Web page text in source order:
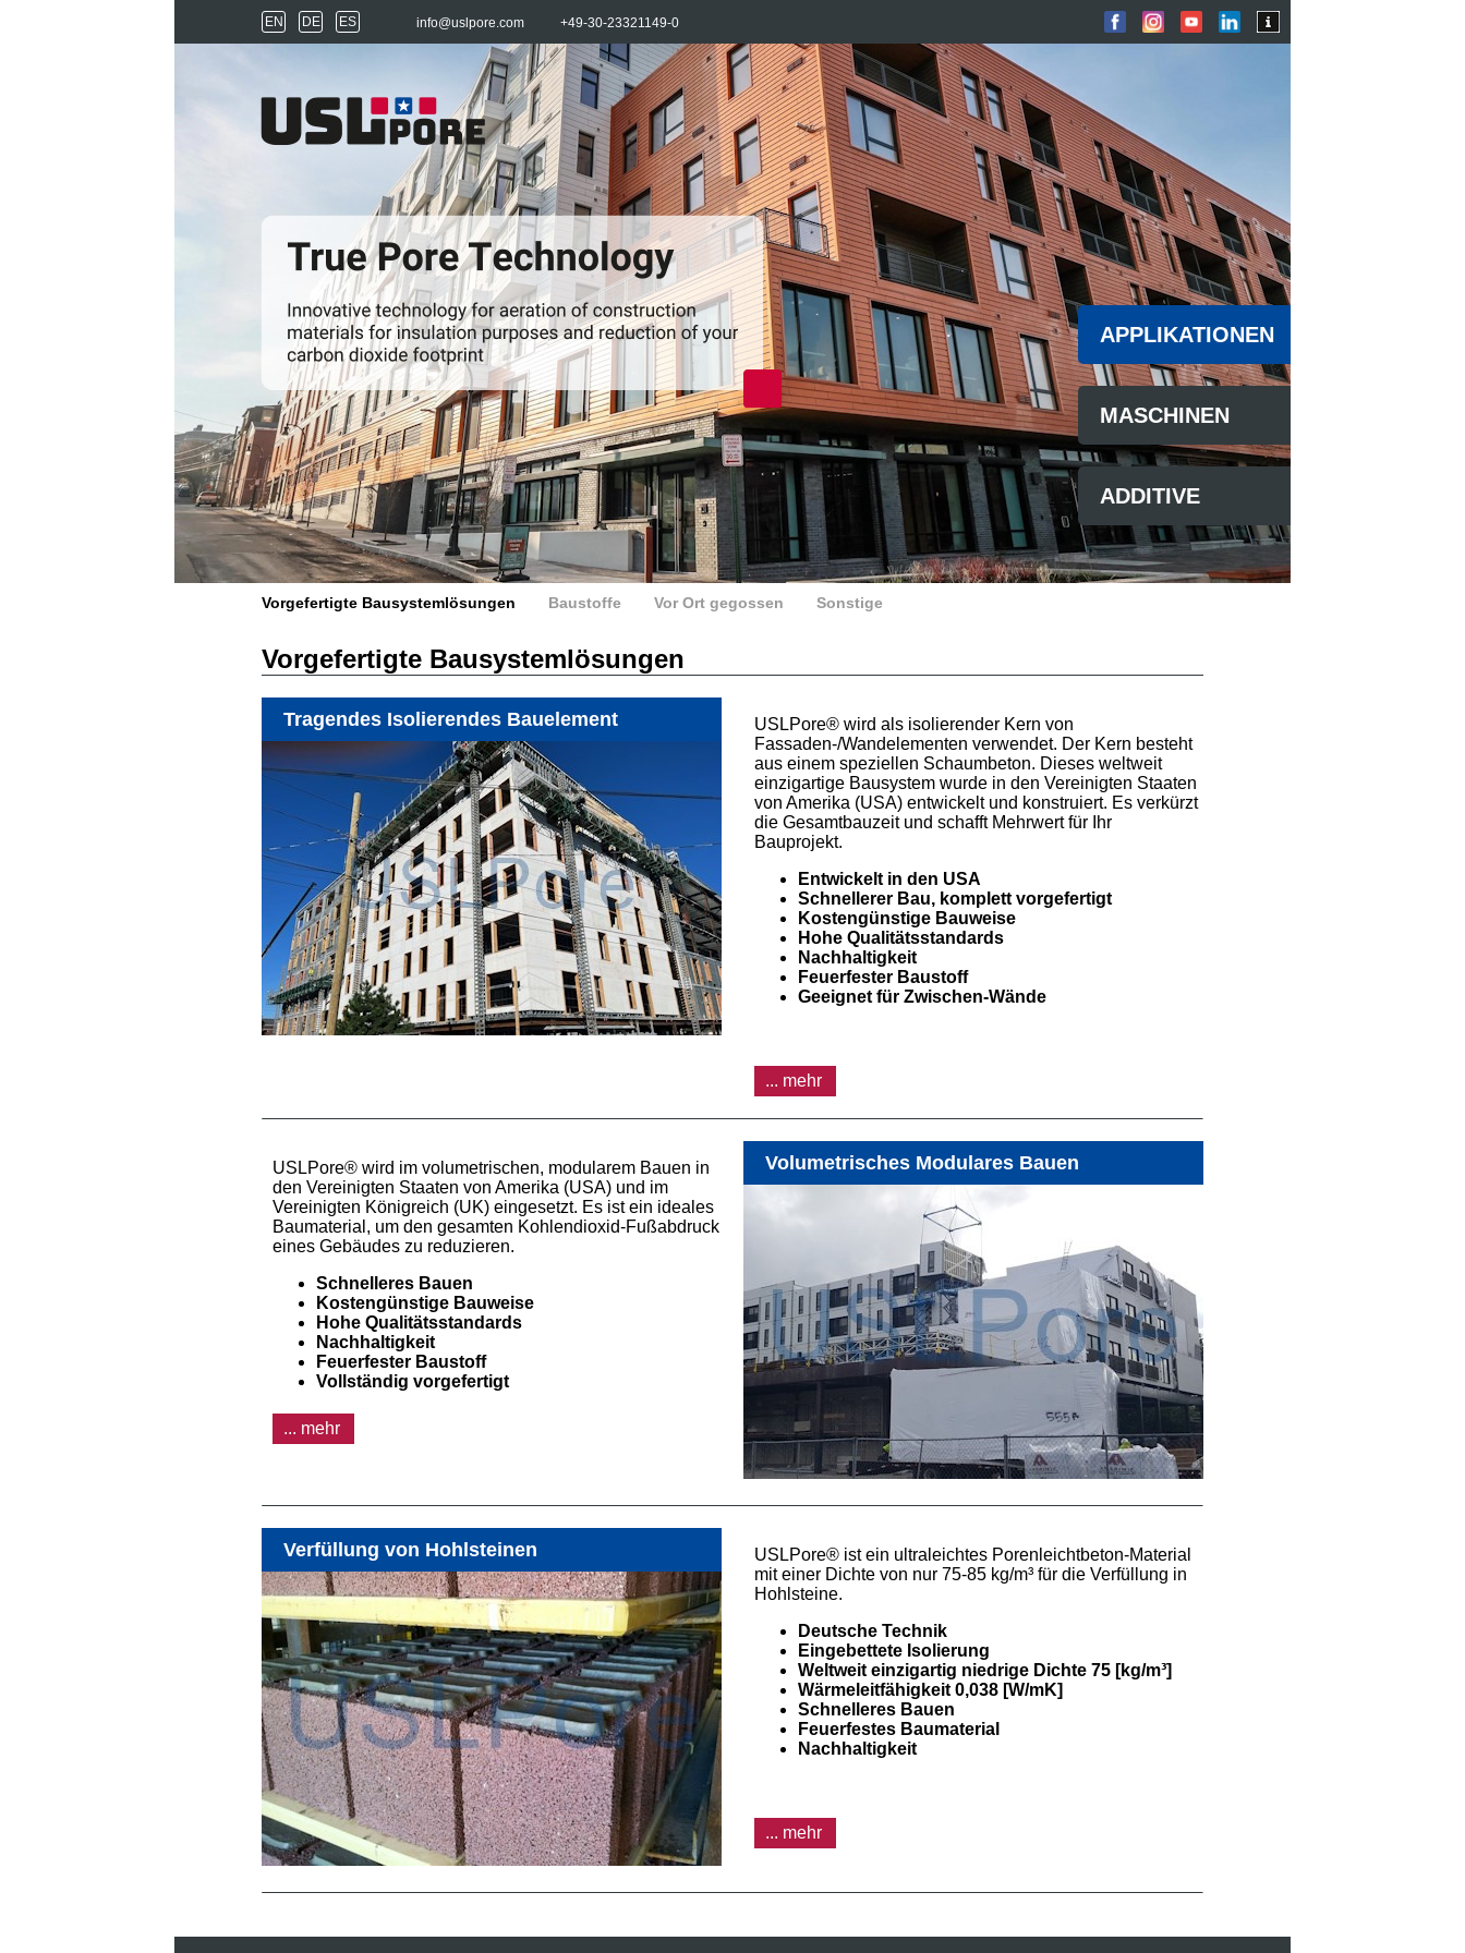
EN DE ES info@uslpore.com +49-30-23321149-0
APPLIKATIONEN
MASCHINEN
ADDITIVE
Vorgefertigte Bausystemlösungen Baustoffe Vor Ort gegossen Sonstige
Vorgefertigte Bausystemlösungen
Tragendes Isolierendes Bauelement
USLPore® wird als isolierender Kern von
Fassaden-/Wandelementen verwendet. Der Kern besteht
aus einem speziellen Schaumbeton. Dieses weltweit
einzigartige Bausystem wurde in den Vereinigten Staaten
von Amerika (USA) entwickelt und konstruiert. Es verkürzt
die Gesamtbauzeit und schafft Mehrwert für Ihr
Bauprojekt.
Entwickelt in den USA
Schnellerer Bau, komplett vorgefertigt
Kostengünstige Bauweise
Hohe Qualitätsstandards
Nachhaltigkeit
Feuerfester Baustoff
Geeignet für Zwischen-Wände
... mehr
USLPore® wird im volumetrischen, modularem Bauen in
den Vereinigten Staaten von Amerika (USA) und im
Vereinigten Königreich (UK) eingesetzt. Es ist ein ideales
Baumaterial, um den gesamten Kohlendioxid-Fußabdruck
eines Gebäudes zu reduzieren.
Schnelleres Bauen
Kostengünstige Bauweise
Hohe Qualitätsstandards
Nachhaltigkeit
Feuerfester Baustoff
Vollständig vorgefertigt
... mehr
Volumetrisches Modulares Bauen
Verfüllung von Hohlsteinen
USLPore® ist ein ultraleichtes Porenleichtbeton-Material
mit einer Dichte von nur 75-85 kg/m³ für die Verfüllung in
Hohlsteine.
Deutsche Technik
Eingebettete Isolierung
Weltweit einzigartig niedrige Dichte 75 [kg/m³]
Wärmeleitfähigkeit 0,038 [W/mK]
Schnelleres Bauen
Feuerfestes Baumaterial
Nachhaltigkeit
... mehr